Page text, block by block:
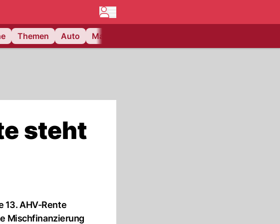
Themen Auto Matchcenter
steht
13. AHV-Rente
Mischfinanzierung